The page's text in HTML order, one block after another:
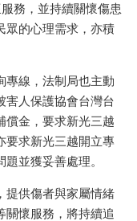
務，並持續關懷傷患
眾的心理需求，亦積
專線，法制局也主動
害人保護協會台灣台
償金，要求新光三越
要求新光三越開立專
並獲妥善處理。
提供傷者與家屬情緒
關懷服務，將持續追